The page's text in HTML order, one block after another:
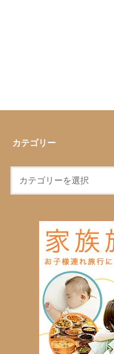
カテゴリー